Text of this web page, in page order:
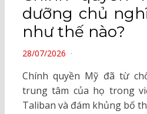
dưỡng chủ
như thế nào?
POSTED
28/07/2026
Chính quyền Mỹ đã từ
trung tâm của họ trong
Taliban và đám khủng bố